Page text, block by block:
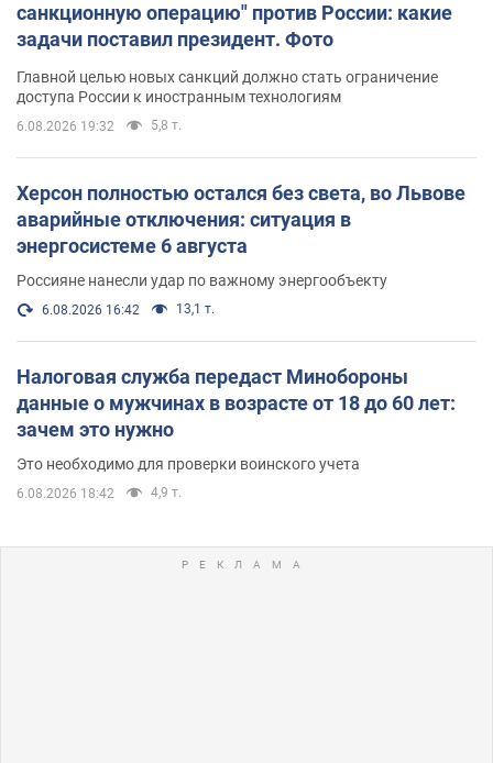
санкционную операцию" против России: какие
задачи поставил президент. Фото
Главной целью новых санкций должно стать ограничение
доступа России к иностранным технологиям
6.08.2026 19:32 5,8 т.
Херсон полностью остался без света, во Львове
аварийные отключения: ситуация в
энергосистеме 6 августа
Россияне нанесли удар по важному энергообъекту
6.08.2026 16:42 13,1 т.
Налоговая служба передаст Минобороны
данные о мужчинах в возрасте от 18 до 60 лет:
зачем это нужно
Это необходимо для проверки воинского учета
6.08.2026 18:42 4,9 т.